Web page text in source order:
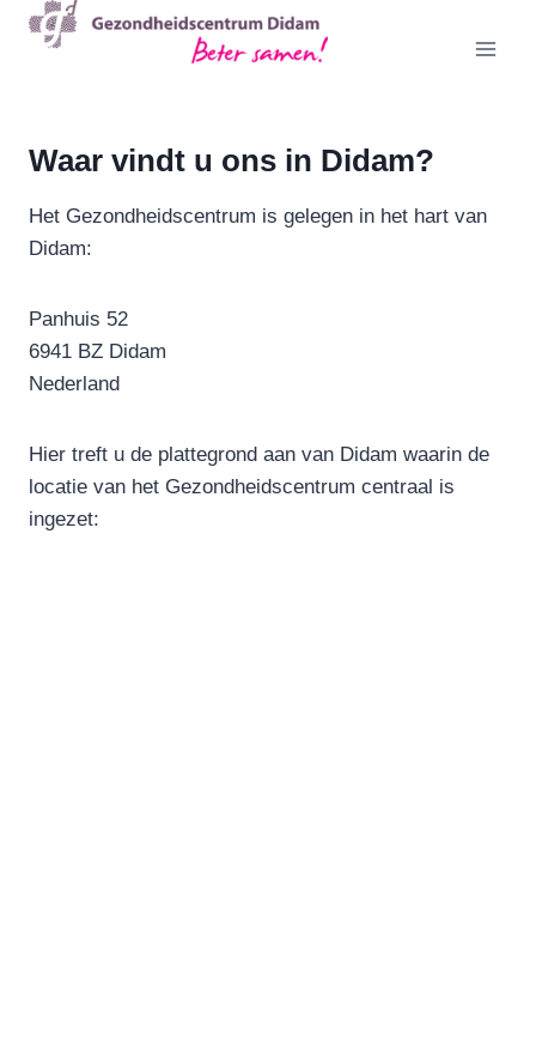
Doorgaan
Waar vindt u ons in Didam?
Het Gezondheidscentrum is gelegen in het hart van
Didam:
Panhuis 52
6941 BZ Didam
Nederland
Hier treft u de plattegrond aan van Didam waarin de
locatie van het Gezondheidscentrum centraal is
ingezet: